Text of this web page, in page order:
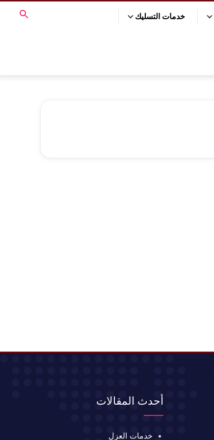
خدمات التسليك
أحدث المقالات
خدمات العزل